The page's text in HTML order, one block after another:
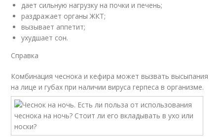
дает сильную нагрузку на почки и печень;
раздражает органы ЖКТ;
вызывает аппетит;
ухудшает сон.
Справка
Комбинация чеснока и кефира может вызвать высыпания
на лице и губах при наличии вируса герпеса в организме.